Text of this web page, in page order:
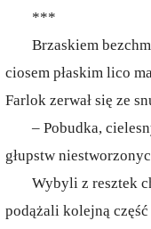
***
Brzaskiem
ciosem płaskim lico
Farlok zerwał się ze
– Pobudka,
głupstw
Wybyli z resztek
podążali kolejną część